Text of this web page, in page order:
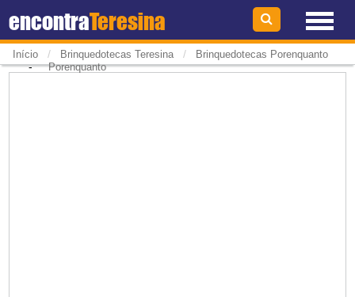
encontraTeresina
Início / Brinquedotecas Teresina / Brinquedotecas Porenquanto
-Porenquanto